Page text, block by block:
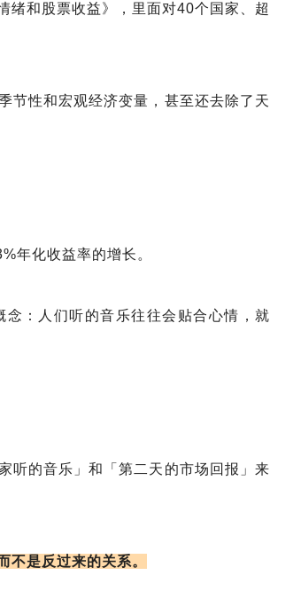
绪和股票收益》，里面对40个国家、超
节性和宏观经济变量，甚至还去除了天
年化收益率的增长。
：人们听的音乐往往会贴合心情，就
听的音乐」和「第二天的市场回报」来
不是反过来的关系。